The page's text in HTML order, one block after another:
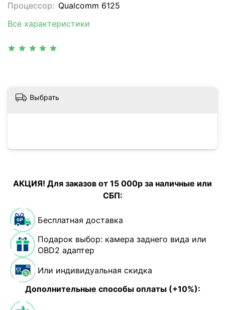
Процессор: Qualcomm 6125
Все характеристики
Выбрать
АКЦИЯ! Для заказов от 15 000р за наличные или
СБП:
Бесплатная доставка
Подарок выбор: камера заднего вида или
OBD2 адаптер
Или индивидуальная скидка
Дополнительные способы оплаты (+10%):